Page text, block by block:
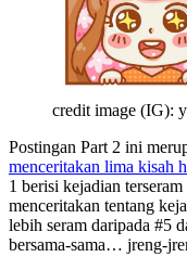
credit image (IG):
Postingan Part 2 ini
menceritakan lima kisah
1 berisi kejadian
menceritakan tentang
lebih seram daripada #5
bersama-sama… jreng-